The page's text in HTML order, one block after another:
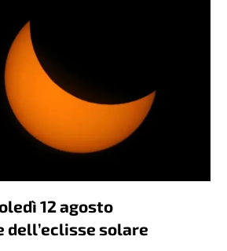
12 agosto
dell’eclisse solare